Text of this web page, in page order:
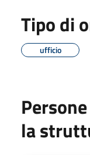
Tipo di
ufficio
la